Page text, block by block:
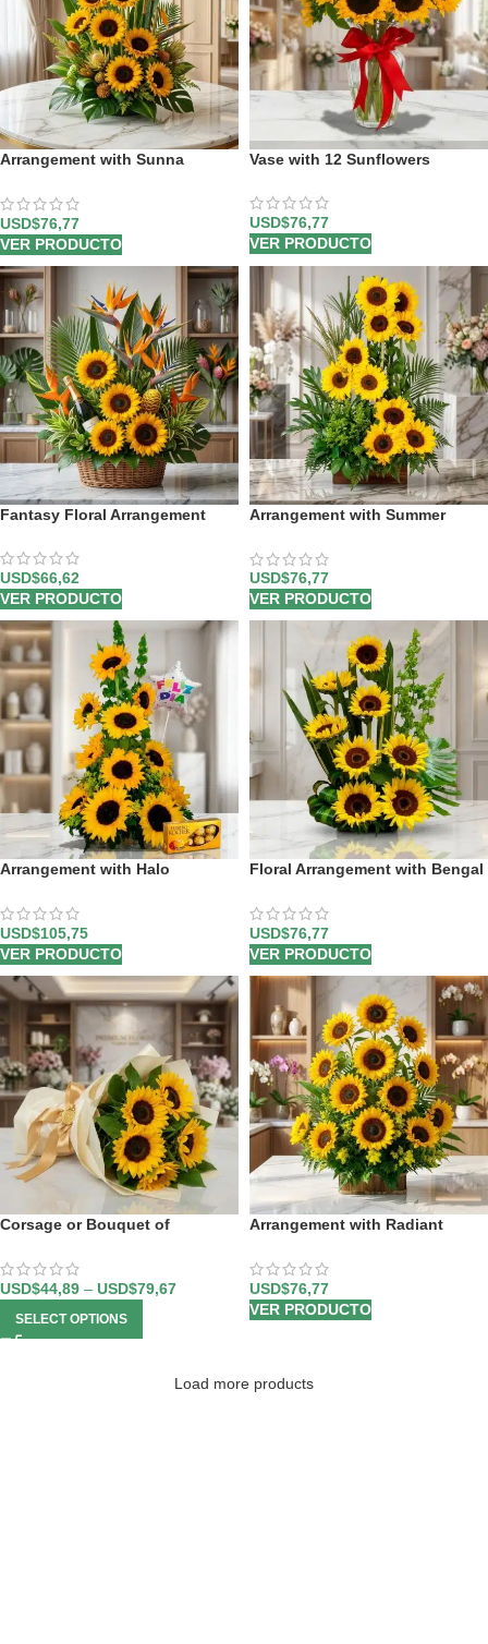
Arrangement with Sunna
USD$76,77
VER PRODUCTO
Vase with 12 Sunflowers
USD$76,77
VER PRODUCTO
Fantasy Floral Arrangement
USD$66,62
VER PRODUCTO
Arrangement with Summer
USD$76,77
VER PRODUCTO
Arrangement with Halo
USD$105,75
VER PRODUCTO
Floral Arrangement with Bengal
USD$76,77
VER PRODUCTO
Corsage or Bouquet of
USD$44,89 – USD$79,67
SELECT OPTIONS
Arrangement with Radiant
USD$76,77
VER PRODUCTO
Load more products